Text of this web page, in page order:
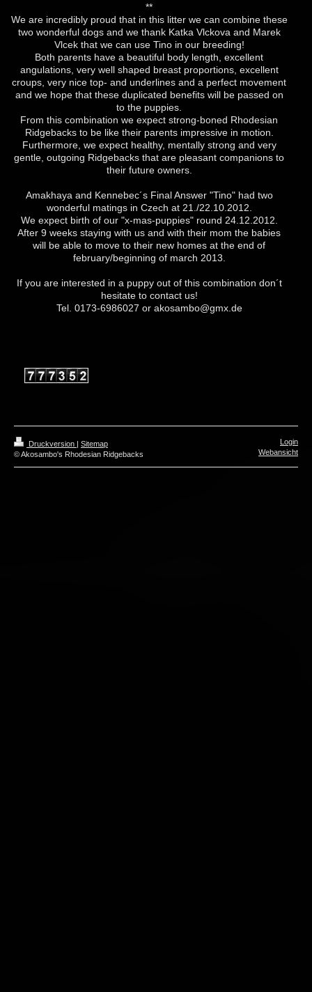
**
We are incredibly proud that in this litter we can combine these
two wonderful dogs and we thank Katka Vlckova and Marek
Vlcek that we can use Tino in our breeding!
Both parents have a beautiful body length, excellent
angulations, very well shaped breast proportions, excellent
croups, very nice top- and underlines and a perfect movement
and we hope that these duplicated benefits will be passed on
to the puppies.
From this combination we expect strong-boned Rhodesian
Ridgebacks to be like their parents impressive in motion.
Furthermore, we expect healthy, mentally strong and very
gentle, outgoing Ridgebacks that are pleasant companions to
their future owners.
Amakhaya and Kennebec´s Final Answer "Tino" had two
wonderful matings in Czech at 21./22.10.2012.
We expect birth of our "x-mas-puppies" round 24.12.2012.
After 9 weeks staying with us and with their mom the babies
will be able to move to their new homes at the end of
february/beginning of march 2013.
If you are interested in a puppy out of this combination don´t
hesitate to contact us!
Tel. 0173-6986027 or akosambo@gmx.de
Druckversion | Sitemap
© Akosambo's Rhodesian Ridgebacks
Login
Webansicht